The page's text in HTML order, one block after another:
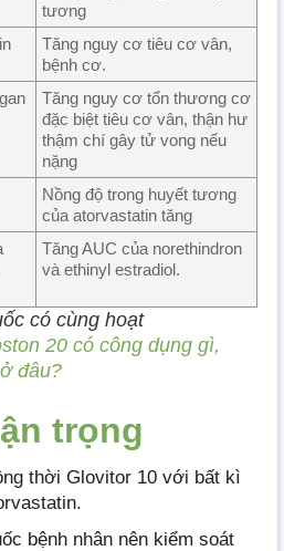
tương
Tăng nguy cơ tiêu cơ vân,
bệnh cơ.
Tăng nguy cơ tổn thương cơ
đặc biệt tiêu cơ vân, thận hư
thậm chí gây tử vong nếu
nặng
Nồng độ trong huyết tương
của atorvastatin tăng
Tăng AUC của norethindron
và ethinyl estradiol.
có cùng hoạt
20 có công dụng gì,
đâu?
trọng
thời Glovitor 10 với bất kì
bệnh nhân nên kiểm soát